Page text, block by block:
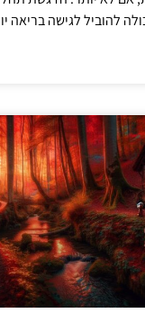
להוביל לגישה בריאה